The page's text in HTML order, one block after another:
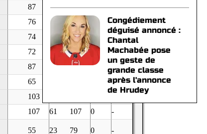
87 79 157 0 -
76 51 161 -
74 36 125 0 -
72 39 126 -
87 63 134 0 -
65 -
103
107 61 107 0 -
55 23 79 0 -
Congédiement
déguisé annoncé :
Chantal
Machabée pose
un geste de
grande classe
après l'annonce
de Hrudey